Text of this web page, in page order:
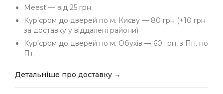
Meest — від 25 грн
Кур’єром до дверей по м. Києву — 80 грн (+10 грн
за доставку у віддалені райони)
Кур’єром до дверей по м. Обухів — 60 грн, з Пн. по
Пт.
Детальніше про доставку →